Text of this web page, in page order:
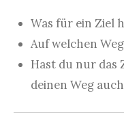
Was für ein Ziel
Auf welchen
Hast du nur das
deinen Weg